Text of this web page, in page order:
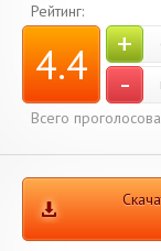
Рейтинг:
4.4 +
-
Всего